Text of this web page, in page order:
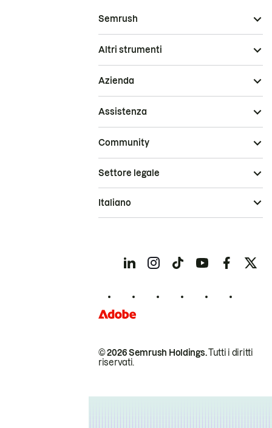
Semrush
Altri strumenti
Azienda
Assistenza
Community
© 2026 Semrush Holdings.Tutti i diritti
riservati.
Settore legale
Italiano